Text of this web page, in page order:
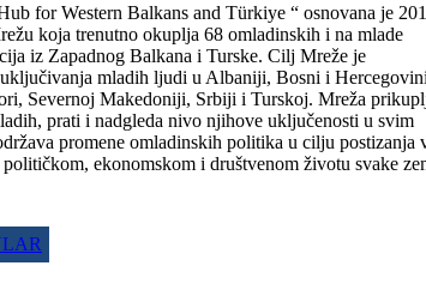
for Western Balkans and Türkiye “ osnovana je
koja trenutno okuplja 68 omladinskih i na mlade
iz Zapadnog Balkana i Turske. Cilj Mreže je
mladih ljudi u Albaniji, Bosni i
Severnoj Makedoniji, Srbiji i Turskoj. Mreža
prati i nadgleda nivo njihove uključenosti u svim
promene omladinskih politika u cilju postizanja
ekonomskom i društvenom životu svake